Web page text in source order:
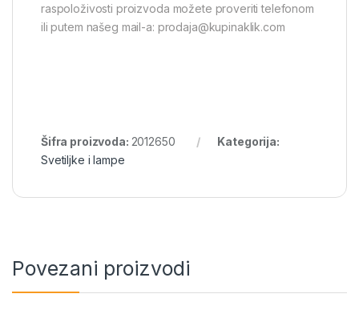
raspoloživosti proizvoda možete proveriti telefonom
ili putem našeg mail-a: prodaja@kupinaklik.com
Šifra proizvoda: 2012650
Kategorija:
Svetiljke i lampe
Povezani proizvodi